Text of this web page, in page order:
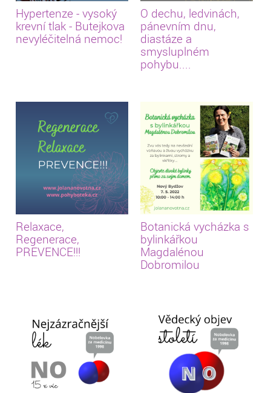
Hypertenze - vysoký
krevní tlak - Butejkova
nevyléčitelná nemoc!
O dechu, ledvinách,
pánevním dnu,
diastáze a
smysluplném
pohybu....
Relaxace,
Regenerace,
PREVENCE!!!
Botanická vycházka s
bylinkářkou
Magdalénou
Dobromilou